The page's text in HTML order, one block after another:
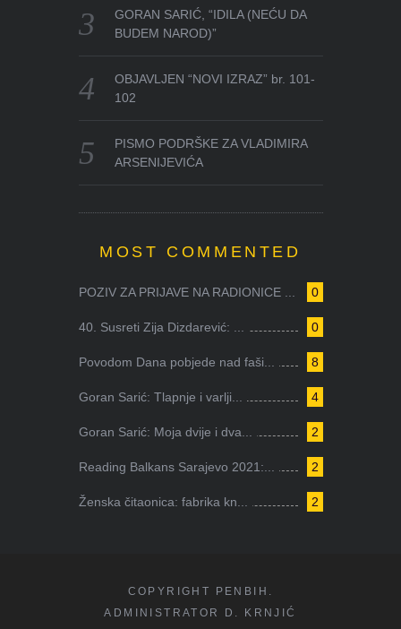
GORAN SARIĆ, “IDILA (NEĆU DA
BUDEM NAROD)”
OBJAVLJEN “NOVI IZRAZ” br. 101-
102
PISMO PODRŠKE ZA VLADIMIRA
ARSENIJEVIĆA
MOST COMMENTED
0
POZIV ZA PRIJAVE NA RADIONICE ...
0
40. Susreti Zija Dizdarević: ...
8
Povodom Dana pobjede nad faši...
4
Goran Sarić: Tlapnje i varlji...
2
Goran Sarić: Moja dvije i dva...
2
Reading Balkans Sarajevo 2021:...
2
Ženska čitaonica: fabrika kn...
COPYRIGHT PENBIH.
ADMINISTRATOR D. KRNJIĆ